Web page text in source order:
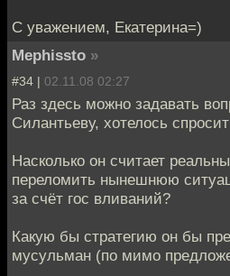
С уважением, Екатерина=)
Mephissto »
#34 | 02.11.08 02:27
Раз здесь можно задавать
Силантьеву, хотелось
Насколько он считает
переломить нынешнюю
за счёт гос вливаний?
Какую бы стратегию он бы
мусульман (по мимо